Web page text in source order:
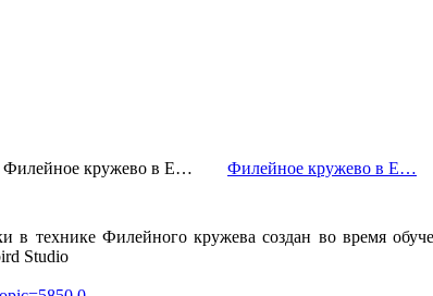
Филейное кружево в E… Филейное кружево в E…
технике Филейного кружева создан во время
Studio